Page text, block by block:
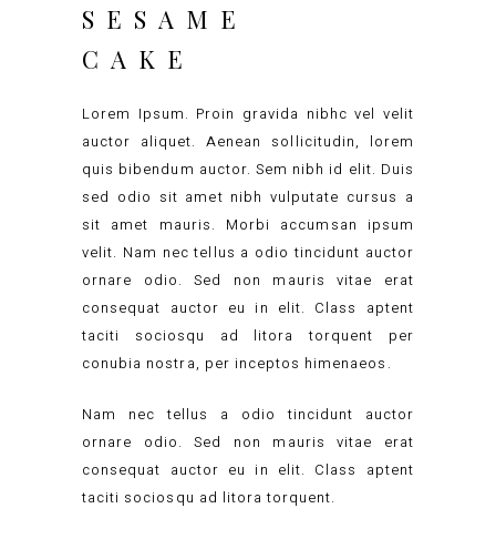
SESAME
CAKE
Lorem Ipsum. Proin gravida nibhc vel velit
auctor aliquet. Aenean sollicitudin, lorem
quis bibendum auctor. Sem nibh id elit. Duis
sed odio sit amet nibh vulputate cursus a
sit amet mauris. Morbi accumsan ipsum
velit. Nam nec tellus a odio tincidunt auctor
ornare odio. Sed non mauris vitae erat
consequat auctor eu in elit. Class aptent
taciti sociosqu ad litora torquent per
conubia nostra, per inceptos himenaeos.
Nam nec tellus a odio tincidunt auctor
ornare odio. Sed non mauris vitae erat
consequat auctor eu in elit. Class aptent
taciti sociosqu ad litora torquent.